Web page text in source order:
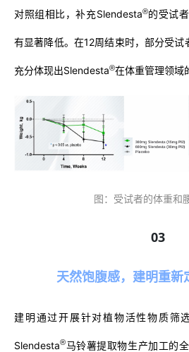
对照组相比，补充Slendesta®的受试
有显著降低。在12周结束时，部分受试
充分体现出Slendesta®在体重管理领域
图：受试者的体重和
03
天然饱腹感，建明重新
建明通过开展针对植物活性物质筛
Slendesta®马铃薯提取物生产加工的